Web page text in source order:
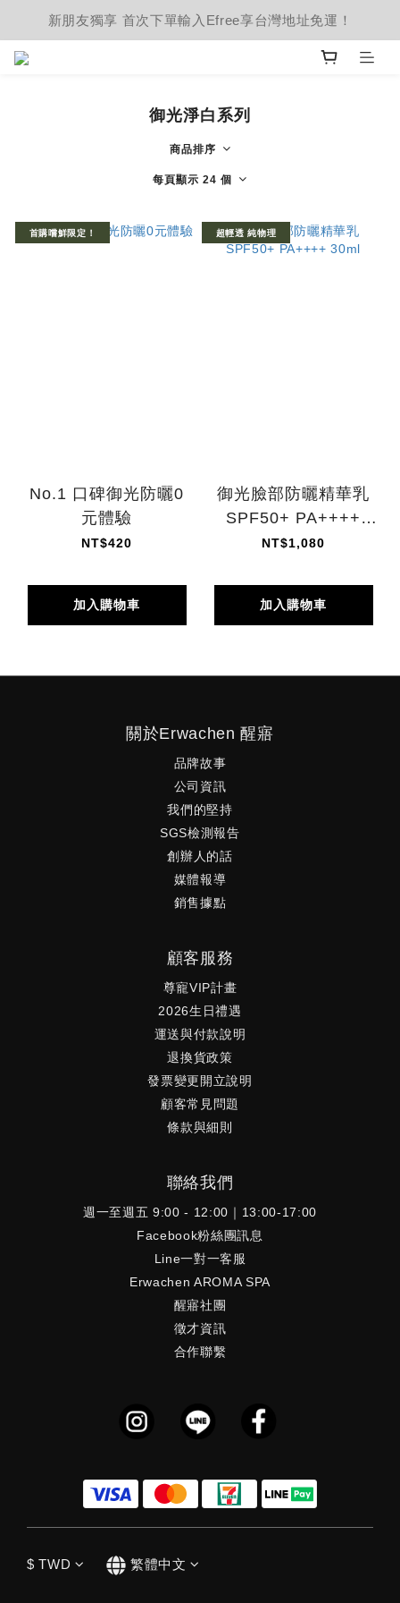
新朋友獨享 首次下單輸入Efree享台灣地址免運！
御光淨白系列
商品排序
每頁顯示 24 個
首購嚐鮮限定！
No.1 口碑御光防曬0
元體驗
NT$420
加入購物車
超輕透 純物理
御光臉部防曬精華乳
SPF50+ PA++++
30ml
NT$1,080
加入購物車
關於Erwachen 醒寤
品牌故事
公司資訊
我們的堅持
SGS檢測報告
創辦人的話
媒體報導
銷售據點
顧客服務
尊寵VIP計畫
2026生日禮遇
運送與付款說明
退換貨政策
發票變更開立說明
顧客常見問題
條款與細則
聯絡我們
週一至週五 9:00 - 12:00｜13:00-17:00
Facebook粉絲團訊息
Line一對一客服
Erwachen AROMA SPA
醒寤社團
徵才資訊
合作聯繫
$ TWD 繁體中文